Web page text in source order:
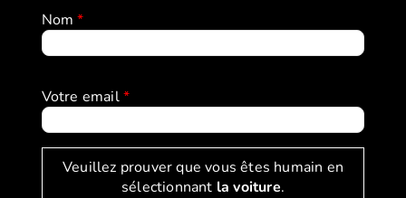
Nom*
Votre email*
Veuillez prouver que vous êtes humain en
sélectionnant la voiture.